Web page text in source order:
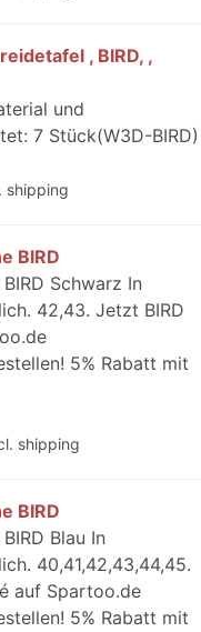
, BIRD, ,
und
7 Stück(W3D-BIRD)
shipping
BIRD
Schwarz In
42,43. Jetzt BIRD
5% Rabatt mit
shipping
BIRD
Blau In
40,41,42,43,44,45.
auf Spartoo.de
5% Rabatt mit